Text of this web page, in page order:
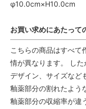
φ10.0cm×H10.0cm
お買い求めにあたって
こちらの商品はすべて
情が異なります。 し
デザイン、サイズなど
釉薬部分の割れたよう
釉薬部分の収縮率が違